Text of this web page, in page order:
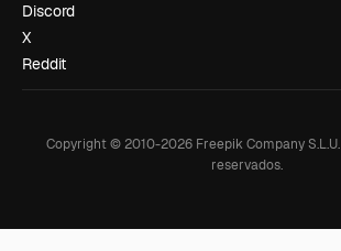
Discord
X
Reddit
Copyright © 2010-2026Freepik Company S.L.U.
reservados.